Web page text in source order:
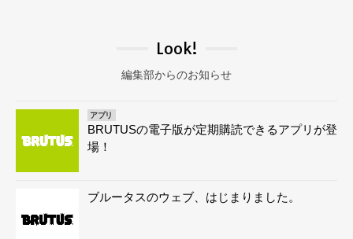
Look!
編集部からのお知らせ
アプリ
BRUTUSの電子版が定期購読できるアプリが登
場！
ブルータスのウェブ、はじまりました。